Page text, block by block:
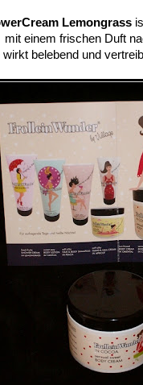
Lemongrass
mit einem frischen Duft
wirkt belebend und